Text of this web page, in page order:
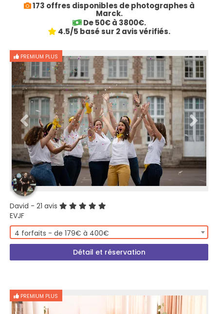
173 offres disponibles de photographes à
Marck.
De 50€ à 3800€.
4.5/5 basé sur 2 avis vérifiés.
PREMIUM PLUS
David - 21 avis
EVJF
4 forfaits - de 179€ à 400€
Détail et réservation
PREMIUM PLUS